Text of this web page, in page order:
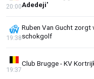
Adedeji'
20:00
Ruben Van Gucht
schokgolf
19:38
Club Brugge - KV
19:37